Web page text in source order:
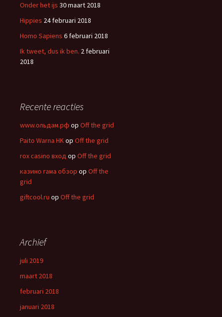
a
r
Onder het ijs 30 maart 2018
Hippies 24 februari 2018
Homo Sapiens 6 februari 2018
Ik tweet, dus ik ben. 2 februari
2018
Recente reacties
www.ольдам.рф op Off the grid
Paito Warna HKop Off the grid
rox casino вход op Off the grid
казино гама обзор op Off the
grid
giftcool.ru op Off the grid
Archief
juli 2019
maart 2018
februari 2018
januari 2018